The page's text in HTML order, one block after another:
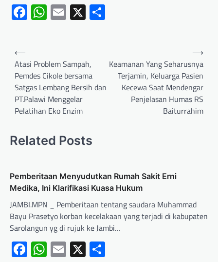
Facebook
WhatsApp
Email
X
⟵
Atasi Problem Sampah,
Pemdes Cikole bersama
Satgas Lembang Bersih dan
PT.Palawi Menggelar
Pelatihan Eko Enzim
Keamanan Yang Seharusnya
Terjamin, Keluarga Pasien
Kecewa Saat Mendengar
Penjelasan Humas RS
Baiturrahim
⟶
Related Posts
Pemberitaan Menyudutkan Rumah Sakit Erni
Medika, Ini Klarifikasi Kuasa Hukum
JAMBI.MPN _ Pemberitaan tentang saudara Muhammad
Bayu Prasetyo korban kecelakaan yang terjadi di kabupaten
Sarolangun yg di rujuk ke Jambi…
Facebook
WhatsApp
Email
X